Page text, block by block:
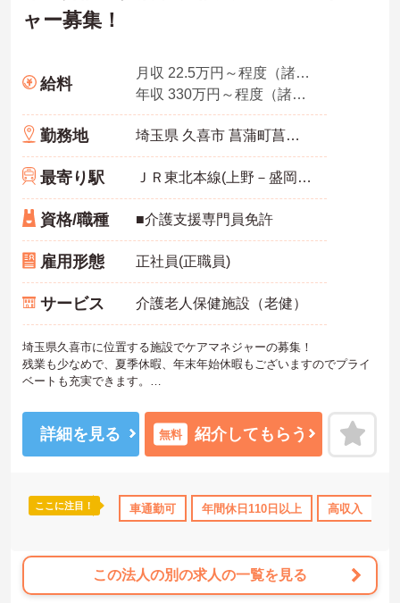
ャー募集！
給料
月収 22.5万円～程度（諸手当込み）
年収 330万円～程度（諸手当込み）
勤務地 埼玉県 久喜市 菖蒲町菖蒲4028
最寄り駅 ＪＲ東北本線(上野－盛岡)「久喜駅」バス・車22分
資格/職種 ■介護支援専門員免許
雇用形態 正社員(正職員)
サービス 介護老人保健施設（老健）
埼玉県久喜市に位置する施設でケアマネジャーの募集！
残業も少なめで、夏季休暇、年末年始休暇もございますのでプライ
ベートも充実できます。
詳細を見る 無料 紹介してもらう
ここに注目！ 車通勤可 年間休日110日以上 高収入
この法人の別の求人の一覧を見る